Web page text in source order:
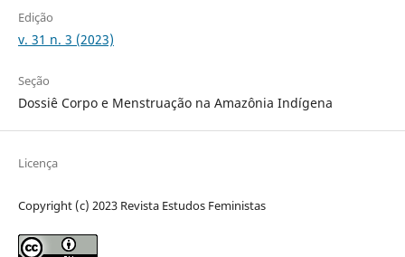
Edição
v. 31 n. 3 (2023)
Seção
Dossiê Corpo e Menstruação na Amazônia Indígena
Licença
Copyright (c) 2023 Revista Estudos Feministas